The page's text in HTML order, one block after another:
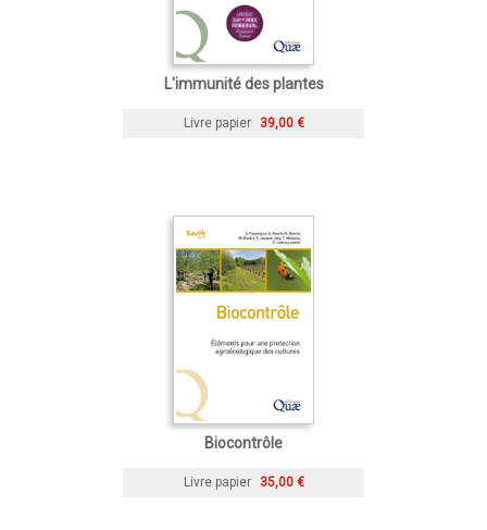
L'immunité des plantes
Livre papier 39,00 €
Biocontrôle
Livre papier 35,00 €